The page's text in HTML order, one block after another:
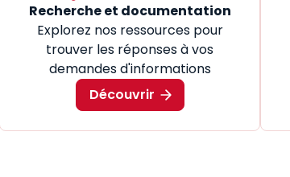
Recherche et documentation
Explorez nos ressources pour
trouver les réponses à vos
demandes d'informations
Découvrir